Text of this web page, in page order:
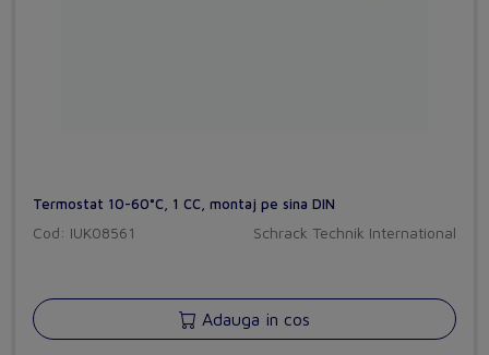
Termostat 10-60°C, 1 CC, montaj pe sina DIN
Cod: IUK08561 Schrack Technik International
Adauga in cos